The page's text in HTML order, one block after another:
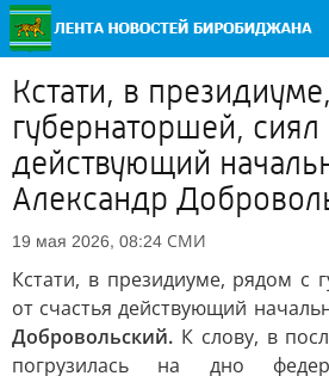
Кстати, в
губернаторшей, сиял
действующий
Александр
19 мая 2026, 08:24 СМИ
Кстати, в президиуме, рядом с
от счастья действующий
Добровольский. К слову, в
погрузилась на дно